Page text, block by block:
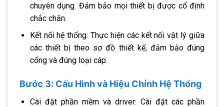
chuyên dụng. Đảm bảo mọi thiết bị được cố định
chắc chắn.
Kết nối hệ thống: Thực hiện các kết nối vật lý giữa
các thiết bị theo sơ đồ thiết kế, đảm bảo đúng
cổng và đúng loại cáp.
Bước 3: Cấu Hình và Hiệu Chỉnh Hệ Thống
Cài đặt phần mềm và driver: Cài đặt các phần